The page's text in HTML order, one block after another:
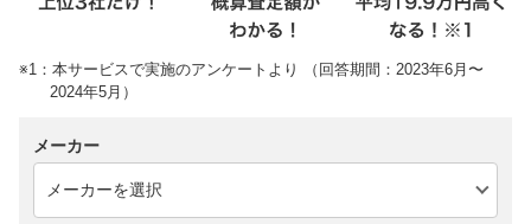
※1：本サービスで実施のアンケートより （回答期間：2023年6月〜
2024年5月）
メーカー